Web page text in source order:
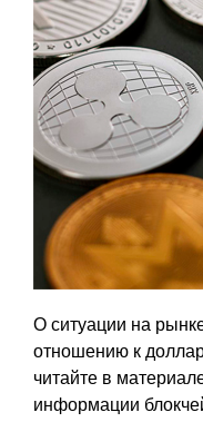
О ситуации на
отношению к
читайте в
информации